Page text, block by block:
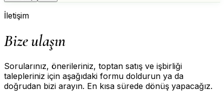
İletişim
Bize ulaşın
Sorularınız, önerileriniz, toptan satış ve işbirliği
talepleriniz için aşağıdaki formu doldurun ya da
doğrudan bizi arayın. En kısa sürede dönüş yapacağız.